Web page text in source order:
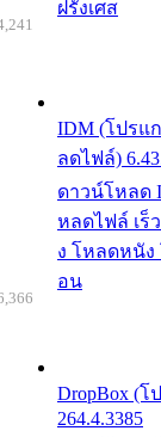
ฝรั่งเศส
IDM (โปรแก
ลดไฟล์)
ดาวน์โหลด
หลดไฟล์ เร็
ง โหลดหนัง
อน
DropBox (โ
264.4.3385